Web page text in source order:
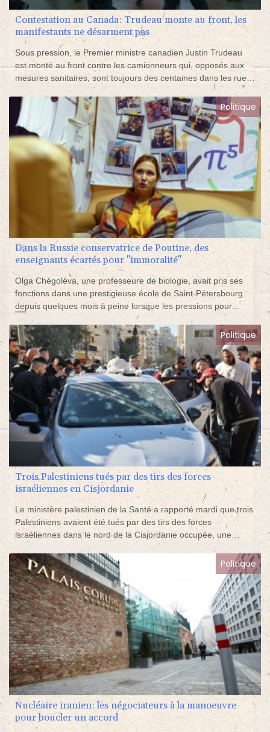
Contestation au Canada: Trudeau monte au front, les
manifestants ne désarment pas
Sous pression, le Premier ministre canadien Justin Trudeau
est monté au front contre les camionneurs qui, opposés aux
mesures sanitaires, sont toujours des centaines dans les rues
de la capitale fédérale mardi, défiant des autorités dépassées.
Politique
Dans la Russie conservatrice de Poutine, des
enseignants écartés pour "immoralité"
Olga Chégoléva, une professeure de biologie, avait pris ses
fonctions dans une prestigieuse école de Saint-Pétersbourg
depuis quelques mois à peine lorsque les pressions pour
qu'elle démissionne ont commencé.
Politique
Trois Palestiniens tués par des tirs des forces
israéliennes en Cisjordanie
Le ministère palestinien de la Santé a rapporté mardi que trois
Palestiniens avaient été tués par des tirs des forces
israéliennes dans le nord de la Cisjordanie occupée, une
opération contre une "cellule terroriste", selon l'Etat hébreu.
Politique
Nucléaire iranien: les négociateurs à la manoeuvre
pour boucler un accord